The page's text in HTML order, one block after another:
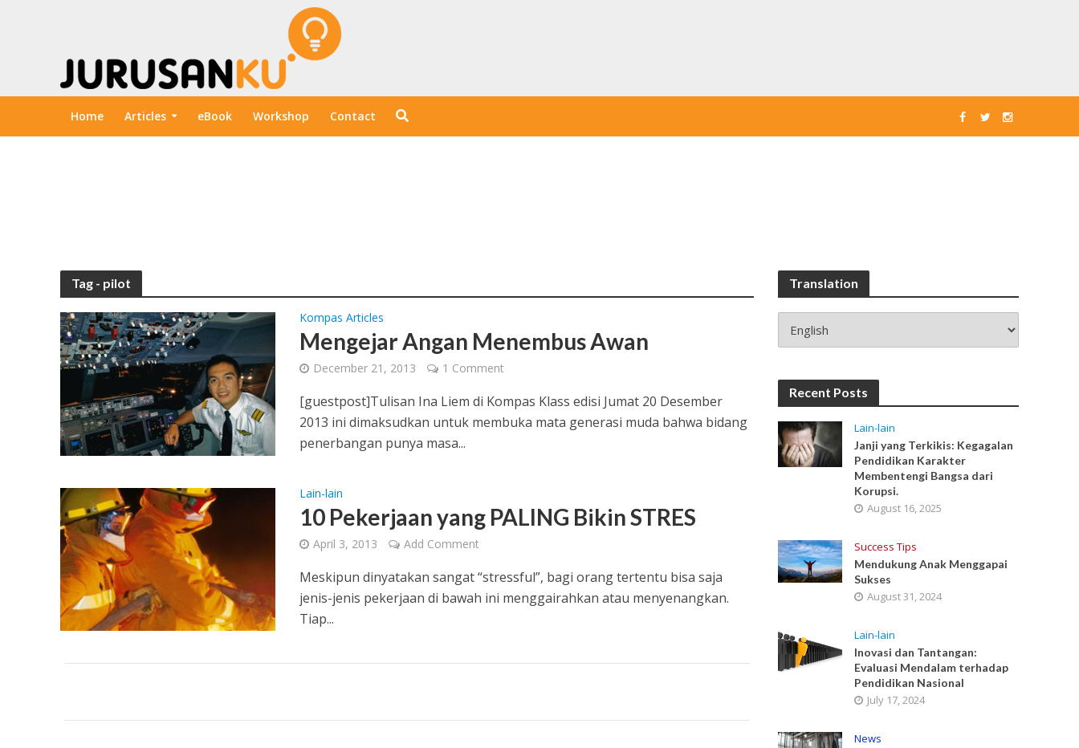
Home Articles eBook Workshop Contact
Tag - pilot
Kompas Articles
Mengejar Angan Menembus Awan
December 21, 2013 1 Comment
[guestpost]Tulisan Ina Liem di Kompas Klass edisi Jumat 20 Desember
2013 ini dimaksudkan untuk membuka mata generasi muda bahwa bidang
penerbangan punya masa...
Lain-lain
10 Pekerjaan yang PALING Bikin STRES
April 3, 2013 Add Comment
Meskipun dinyatakan sangat “stressful”, bagi orang tertentu bisa saja
jenis-jenis pekerjaan di bawah ini menggairahkan atau menyenangkan.
Tiap...
Translation
Recent Posts
Lain-lain
Janji yang Terkikis: Kegagalan
Pendidikan Karakter
Membentengi Bangsa dari
Korupsi.
August 16, 2025
Success Tips
Mendukung Anak Menggapai
Sukses
August 31, 2024
Lain-lain
Inovasi dan Tantangan:
Evaluasi Mendalam terhadap
Pendidikan Nasional
July 17, 2024
News